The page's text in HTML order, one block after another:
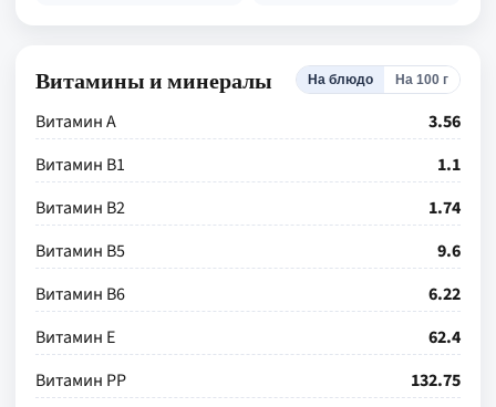
Витамины и минералы На блюдо На 100 г
Витамин А
3.56
Витамин В1
1.1
Витамин В2
1.74
Витамин В5
9.6
Витамин В6
6.22
Витамин Е
62.4
Витамин РР
132.75